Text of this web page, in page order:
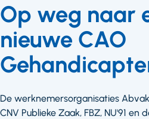
Op weg naar
nieuwe CAO
De werknemersorganisaties
CNV Publieke Zaak, FBZ, NU'91 en